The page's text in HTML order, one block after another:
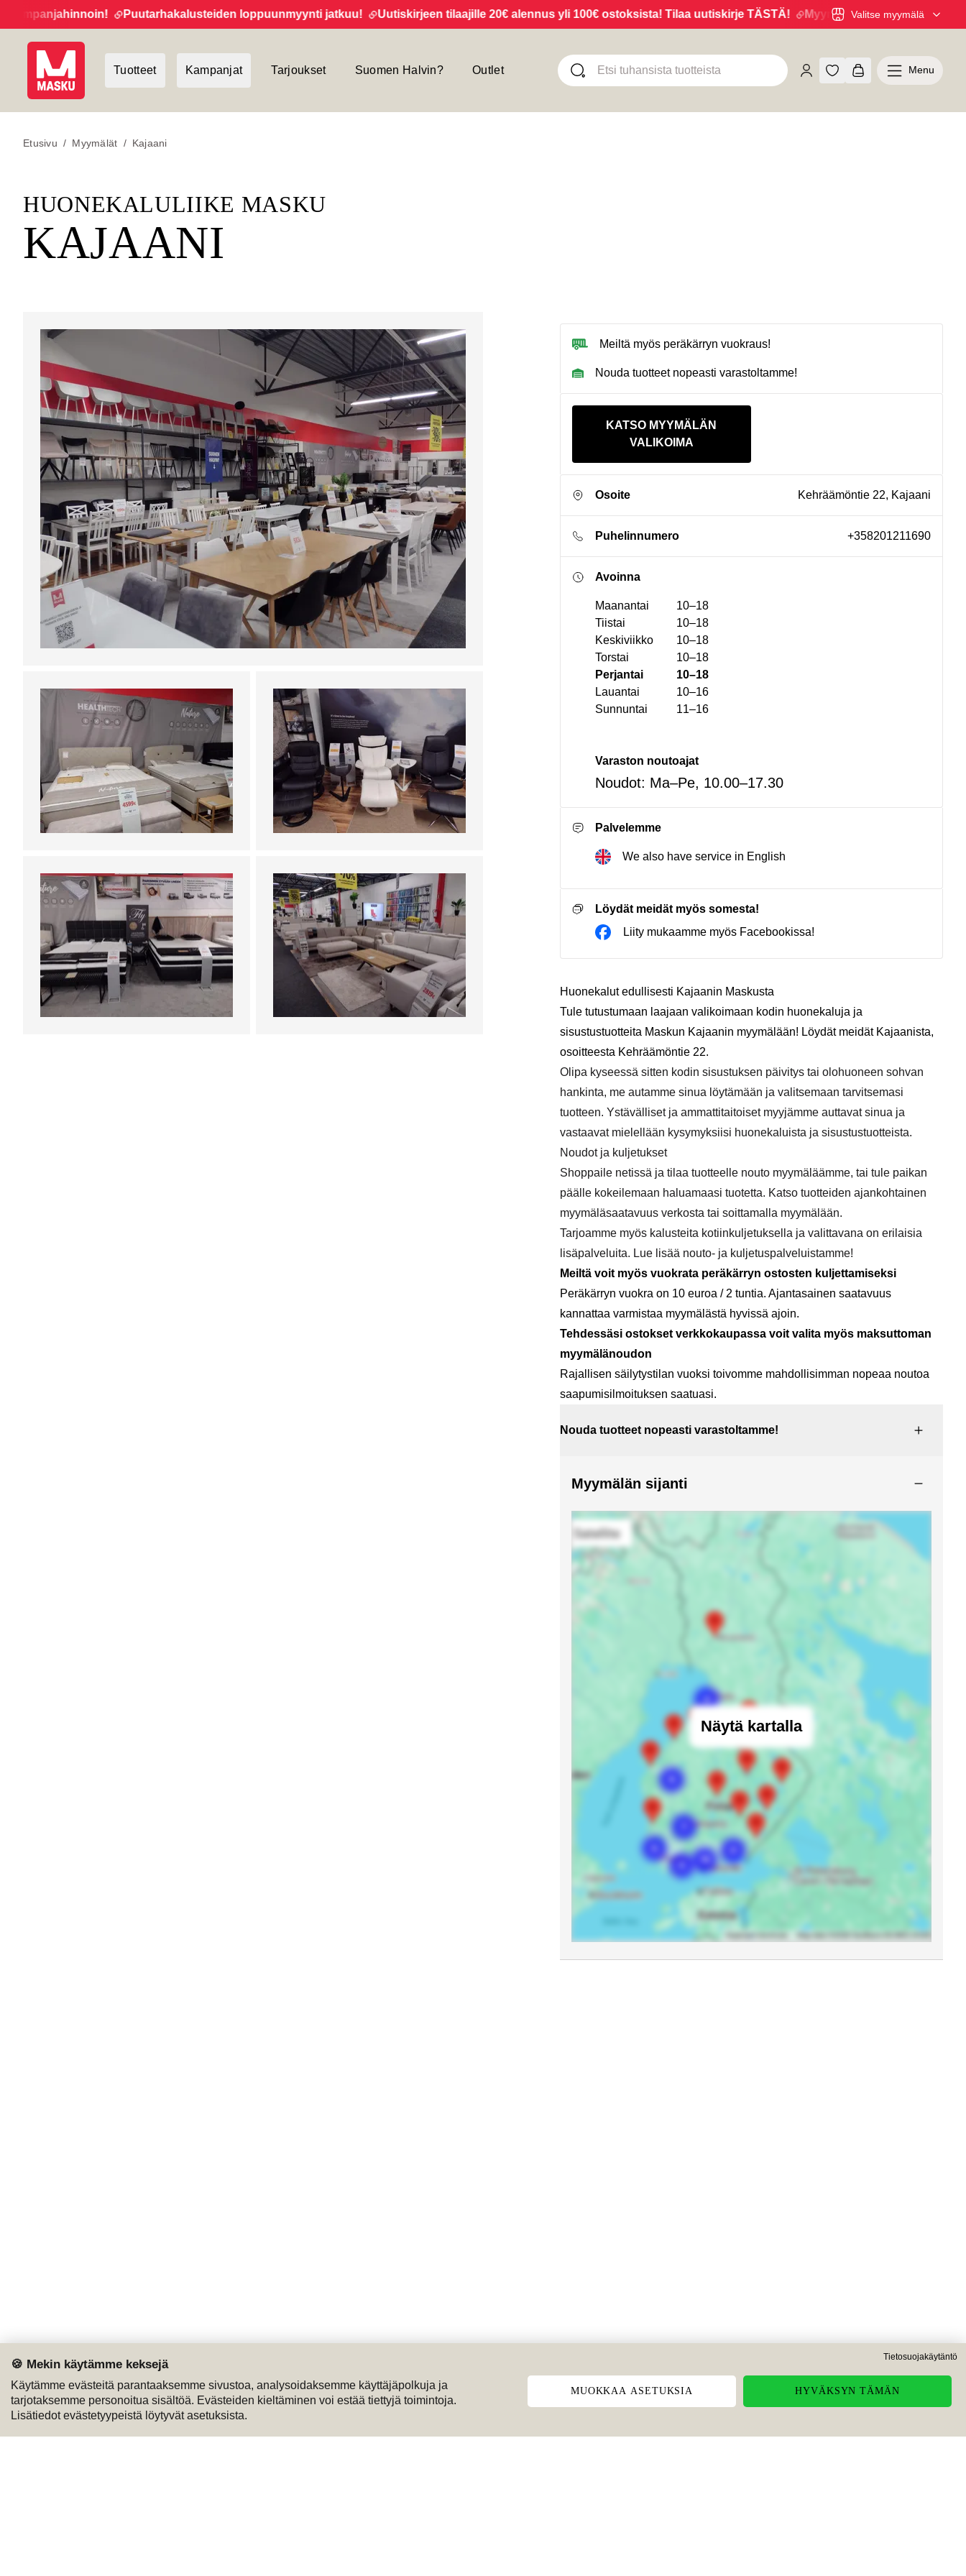
Tietosuojakäytäntö
🍪 Mekin käytämme keksejä
Käytämme evästeitä parantaaksemme sivustoa, analysoidaksemme käyttäjäpolkuja ja
tarjotaksemme personoitua sisältöä. Evästeiden kieltäminen voi estää tiettyjä toimintoja.
Lisätiedot evästetyypeistä löytyvät asetuksista.
MUOKKAA ASETUKSIA HYVÄKSYN TÄMÄN
Puutarhakalusteiden loppuunmyynti jatkuu! Uutiskirjeen tilaajille 20€ alennus yli 100€ ostoksista! Tilaa uutiskirje TÄSTÄ! Myymälöistä 6kk maksuaikaa 0% korolla!
Valitse myymälä
Tuotteet Kampanjat Tarjoukset Suomen Halvin? Outlet Menu
Etusivu / Myymälät / Kajaani
HUONEKALULIIKE MASKU
KAJAANI
Meiltä myös peräkärryn vuokraus!
Nouda tuotteet nopeasti varastoltamme!
KATSO MYYMÄLÄN
VALIKOIMA
Osoite Kehräämöntie 22, Kajaani
Puhelinnumero +358201211690
Avoinna
Maanantai
10–18
Tiistai
10–18
Keskiviikko
10–18
Torstai
10–18
Perjantai
10–18
Lauantai
10–16
Sunnuntai
11–16
Varaston noutoajat
Noudot: Ma–Pe, 10.00–17.30
Palvelemme
We also have service in English
Löydät meidät myös somesta!
Liity mukaamme myös Facebookissa!
Huonekalut edullisesti Kajaanin Maskusta
Tule tutustumaan laajaan valikoimaan kodin huonekaluja ja
sisustustuotteita Maskun Kajaanin myymälään! Löydät meidät Kajaanista,
osoitteesta Kehräämöntie 22.
Olipa kyseessä sitten kodin sisustuksen päivitys tai olohuoneen sohvan
hankinta, me autamme sinua löytämään ja valitsemaan tarvitsemasi
tuotteen. Ystävälliset ja ammattitaitoiset myyjämme auttavat sinua ja
vastaavat mielellään kysymyksiisi huonekaluista ja sisustustuotteista.
Noudot ja kuljetukset
Shoppaile netissä ja tilaa tuotteelle nouto myymäläämme, tai tule paikan
päälle kokeilemaan haluamaasi tuotetta. Katso tuotteiden ajankohtainen
myymäläsaatavuus verkosta tai soittamalla myymälään.
Tarjoamme myös kalusteita kotiinkuljetuksella ja valittavana on erilaisia
lisäpalveluita. Lue lisää nouto- ja kuljetuspalveluistamme!
Meiltä voit myös vuokrata peräkärryn ostosten kuljettamiseksi
Peräkärryn vuokra on 10 euroa / 2 tuntia. Ajantasainen saatavuus
kannattaa varmistaa myymälästä hyvissä ajoin.
Tehdessäsi ostokset verkkokaupassa voit valita myös maksuttoman
myymälänoudon
Rajallisen säilytystilan vuoksi toivomme mahdollisimman nopeaa noutoa
saapumisilmoituksen saatuasi.
Nouda tuotteet nopeasti varastoltamme!
Myymälän sijanti
Näytä kartalla